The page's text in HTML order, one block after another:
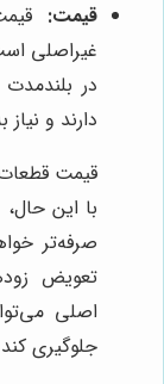
قیمت:
غیراصلی
در
دارند و
قیمت
با این
صرفه‌تر
تعویض
اصلی
جلوگیری